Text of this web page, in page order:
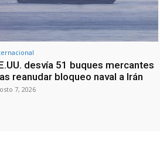
desvía 51 buques mercantes
reanudar bloqueo naval a Irán
7, 2026